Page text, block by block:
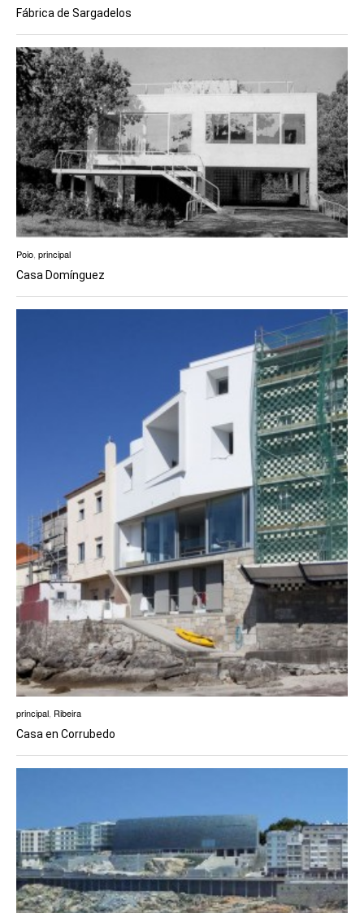
Fábrica de Sargadelos
Poio principal
Casa Domínguez
principal Ribeira
Casa en Corrubedo